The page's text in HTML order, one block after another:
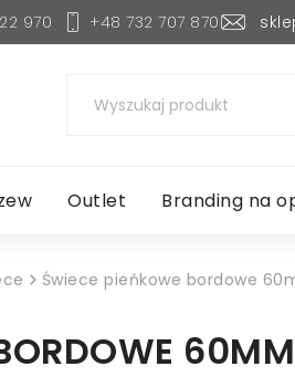
970 +48 732 707 870
Outlet Branding na
Świece pieńkowe bordowe